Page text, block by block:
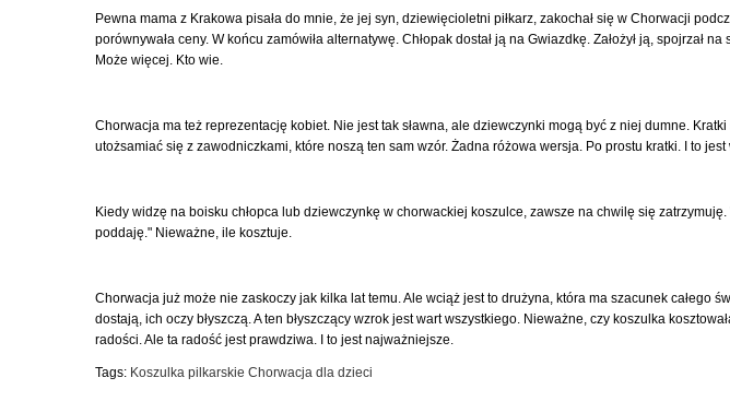
Pewna mama z Krakowa pisała do mnie, że jej syn, dziewięcioletni piłkarz, zakochał się w Chorwacji
porównywała ceny. W końcu zamówiła alternatywę. Chłopak dostał ją na Gwiazdkę. Założył ją, spojrzał
Może więcej. Kto wie.
Chorwacja ma też reprezentację kobiet. Nie jest tak sławna, ale dziewczynki mogą być z niej dumne.
utożsamiać się z zawodniczkami, które noszą ten sam wzór. Żadna różowa wersja. Po prostu kratki. I to jest
Kiedy widzę na boisku chłopca lub dziewczynkę w chorwackiej koszulce, zawsze na chwilę się
poddaję." Nieważne, ile kosztuje.
Chorwacja już może nie zaskoczy jak kilka lat temu. Ale wciąż jest to drużyna, która ma szacunek
dostają, ich oczy błyszczą. A ten błyszczący wzrok jest wart wszystkiego. Nieważne, czy koszulka
radości. Ale ta radość jest prawdziwa. I to jest najważniejsze.
Tags: Koszulka pilkarskie Chorwacja dla dzieci